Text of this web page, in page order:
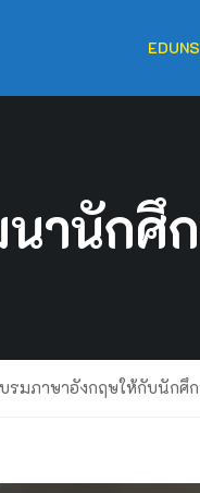
านักศึ
รมภาษาอังกฤษให้กับนักศึก